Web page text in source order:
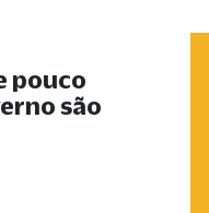
pouco
são